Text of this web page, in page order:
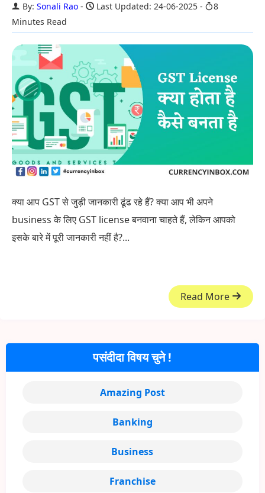
By: Sonali Rao Last Updated: 24-06-2025
8
Minutes Read
क्या आप GST से जुड़ी जानकारी ढूंढ रहे हैं? क्या आप भी अपने
business के लिए GST license बनवाना चाहते हैं, लेकिन आपको
इसके बारे में पूरी जानकारी नहीं है?...
Read More
पसंदीदा विषय चुने !
Amazing Post
Banking
Business
Franchise